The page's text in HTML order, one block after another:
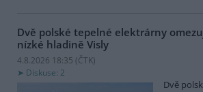
Dvě polské tepelné elektrárny
nízké hladině Visly
4.8.2026 18:35 (ČTK)
Diskuse: 2
Dvě